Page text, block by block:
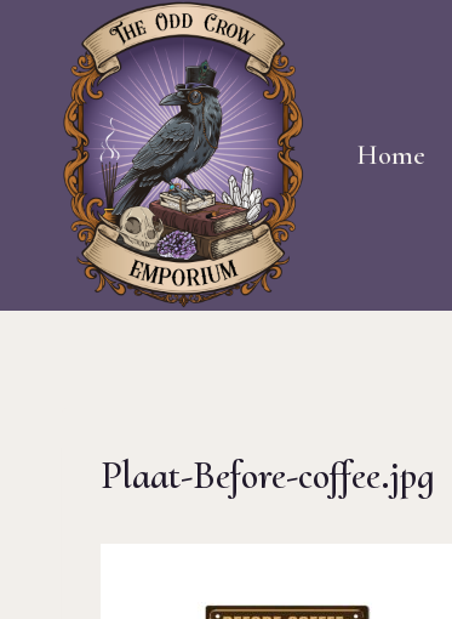
Doorgaan
inhoud
Home
Plaat-Before-coffee.jpg